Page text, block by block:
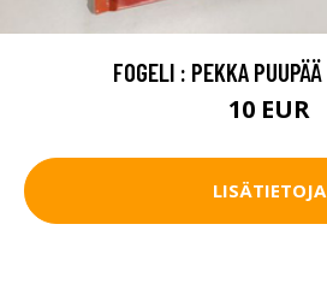
FOGELI : PEKKA
10 EUR
LISÄTIETOJA